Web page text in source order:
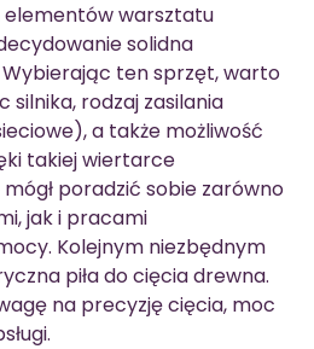
warsztatu
solidna
ten sprzęt, warto
silnika, rodzaj zasilania
a także możliwość
takiej wiertarce
poradzić sobie zarówno
jak i pracami
Kolejnym niezbędnym
piła do cięcia drewna.
na precyzję cięcia, moc